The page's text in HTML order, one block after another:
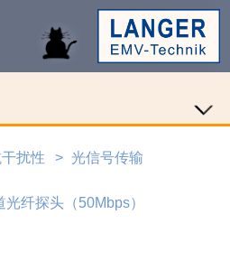
扰性
光信号传输
纤探头（50Mbps）